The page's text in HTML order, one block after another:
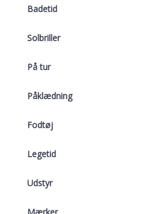
Badetid
Solbriller
På tur
Påklædning
Fodtøj
Legetid
Udstyr